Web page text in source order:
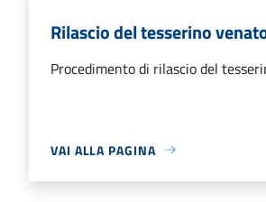
Rilascio del tesserino
Procedimento di rilascio del
VAI ALLA PAGINA